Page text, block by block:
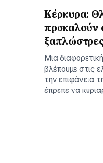
Κέρκυρα:
προκαλούν
Μια
βλέπουμε στις
την επιφάνεια
έπρεπε να